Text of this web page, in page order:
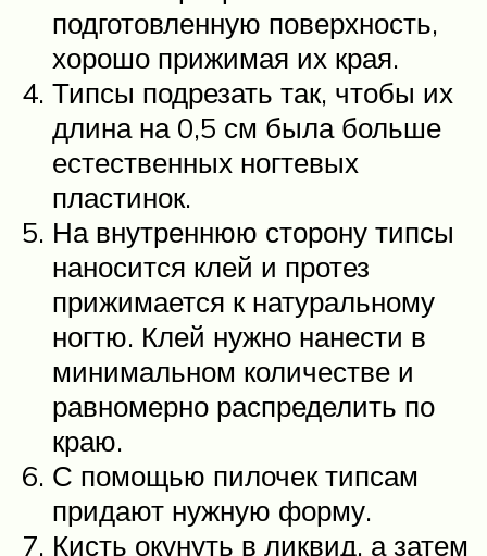
подготовленную поверхность,
хорошо прижимая их края.
Типсы подрезать так, чтобы их
длина на 0,5 см была больше
естественных ногтевых
пластинок.
На внутреннюю сторону типсы
наносится клей и протез
прижимается к натуральному
ногтю. Клей нужно нанести в
минимальном количестве и
равномерно распределить по
краю.
С помощью пилочек типсам
придают нужную форму.
Кисть окунуть в ликвид, а затем